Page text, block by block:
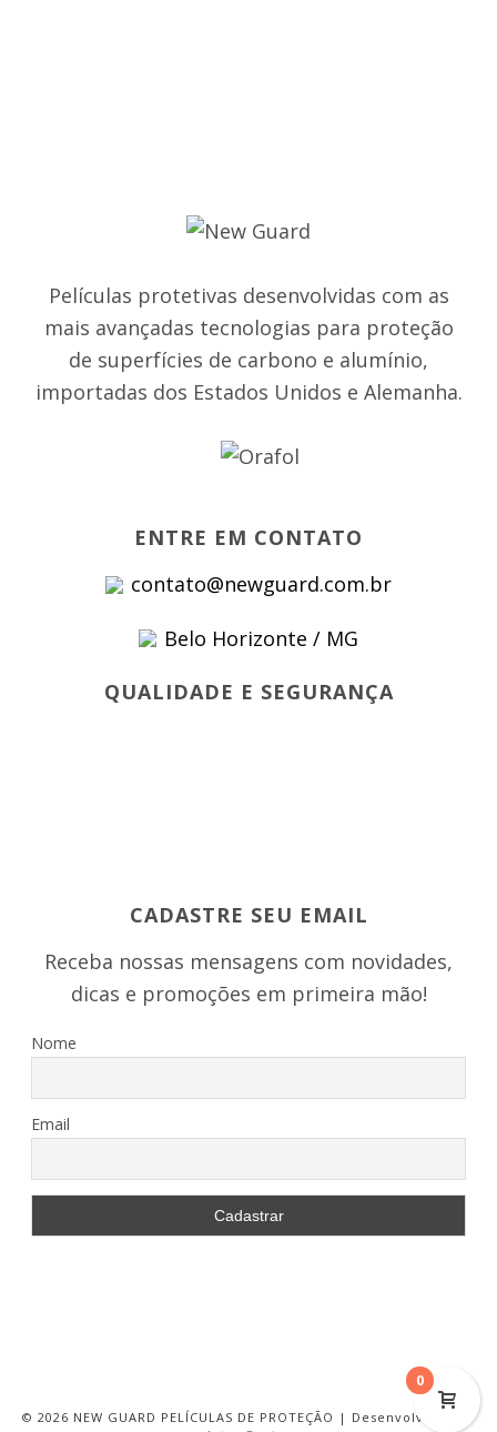
Películas protetivas desenvolvidas com as
mais avançadas tecnologias para proteção
de superfícies de carbono e alumínio,
importadas dos Estados Unidos e Alemanha.
ENTRE EM CONTATO
contato@newguard.com.br
Belo Horizonte / MG
QUALIDADE E SEGURANÇA
CADASTRE SEU EMAIL
Receba nossas mensagens com novidades,
dicas e promoções em primeira mão!
Nome
Email
© 2026 NEW GUARD PELÍCULAS DE PROTEÇÃO | Desenvolvido por
0